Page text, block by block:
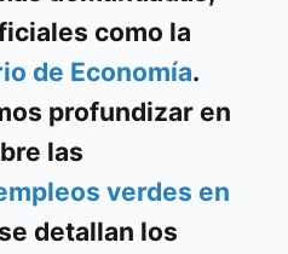
como la
de Economía.
profundizar en
las
verdes en
detallan los